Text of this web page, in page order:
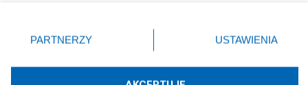
zmienić/wycofać klikając przycisk ustawień prywatności
znajdujący się w lewym dolnym rogu strony
rodzaje przetwarzania danych nie wymagają zgody
użytkownika, ale masz prawo sprzeciwić się takiemu
PARTNERZY USTAWIENIA